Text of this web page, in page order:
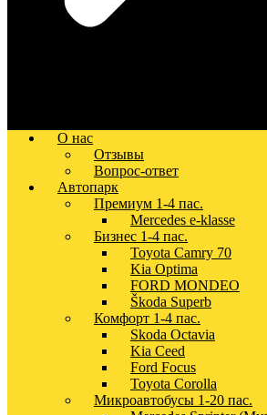
О нас
Отзывы
Вопрос-ответ
Автопарк
Премиум 1-4 пас.
Mercedes e-klasse
Бизнес 1-4 пас.
Toyota Camry 70
Kia Optima
FORD MONDEO
Škoda Superb
Комфорт 1-4 пас.
Skoda Octavia
Kia Ceed
Ford Focus
Toyota Corolla
Микроавтобусы 1-20 пас.